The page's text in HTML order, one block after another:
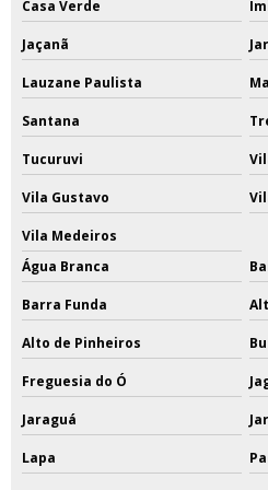
Casa Verde
Jaçanã
Lauzane Paulista
Santana
Tucuruvi
Vila Gustavo
Vila Medeiros
Água Branca
Barra Funda
Alto de Pinheiros
Freguesia do Ó
Jaraguá
Lapa